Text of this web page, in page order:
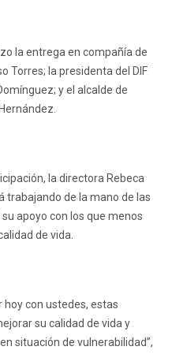
la entrega en compañía de
Torres; la presidenta del DIF
y el alcalde de
la directora Rebeca
trabajando de la mano de las
apoyo con los que menos
de vida.
con ustedes, estas
su calidad de vida y
situación de vulnerabilidad”,